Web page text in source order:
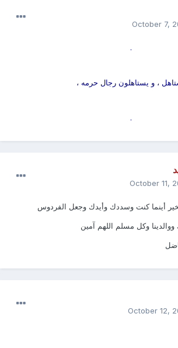
October 7,
، و يستاهلون رجال حرمه ،
October 11,
أينما كنت وسددك وأيدك وجعل الفردوس
وكل مسلم اللهم آمين
October 12,